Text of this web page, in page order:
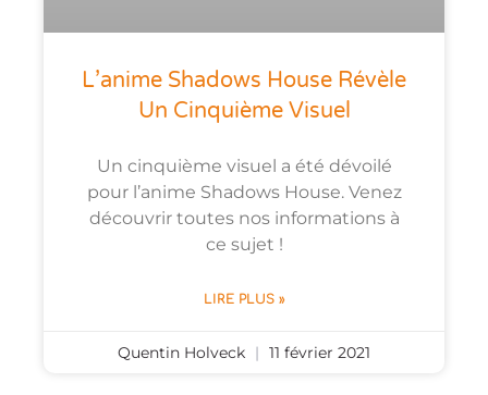
L’anime Shadows House Révèle
Un Cinquième Visuel
Un cinquième visuel a été dévoilé
pour l’anime Shadows House. Venez
découvrir toutes nos informations à
ce sujet !
LIRE PLUS »
Quentin Holveck 11 février 2021